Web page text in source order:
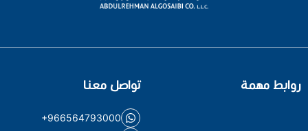
روابط مهمة تواصل معنا
+966564793000